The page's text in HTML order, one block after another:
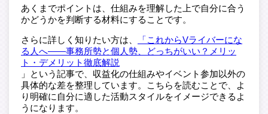
あくまでポイントは、仕組みを理解した上で自分に合う
かどうかを判断する材料にすることです。
さらに詳しく知りたい方は、
「これからVライバーにな
る人へ——事務所勢と個人勢、どっちがいい？メリッ
ト・デメリット徹底解説
」という記事で、収益化の仕組みやイベント参加以外の
具体的な差を整理しています。こちらを読むことで、よ
り明確に自分に適した活動スタイルをイメージできるよ
うになります。